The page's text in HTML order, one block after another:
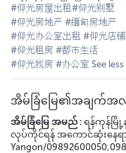
#仰光房屋出租#仰光别墅
#仰光房地产 #缅甸房地产
#仰光办公室出租 #仰光店铺
#仰光租房 #都市生活
#仰光找房 #办公室 See less
အိမ်ခြံမြေ၏အချက်အလ
အိမ်ခြံမြေ အမည် : ရန်ကုန်မြို့
လုပ်ကိုင်ရန် အကောင်ဆုံးနေရာမ
Yangon/